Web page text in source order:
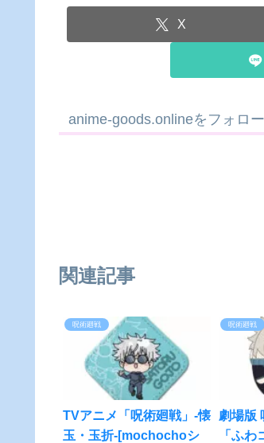
X
anime-goods.onlineをフォロ
関連記事
呪術廻戦
TVアニメ「呪術廻戦」-懐
玉・玉折-[mochochoシ
呪術廻戦
劇場版
「ふ